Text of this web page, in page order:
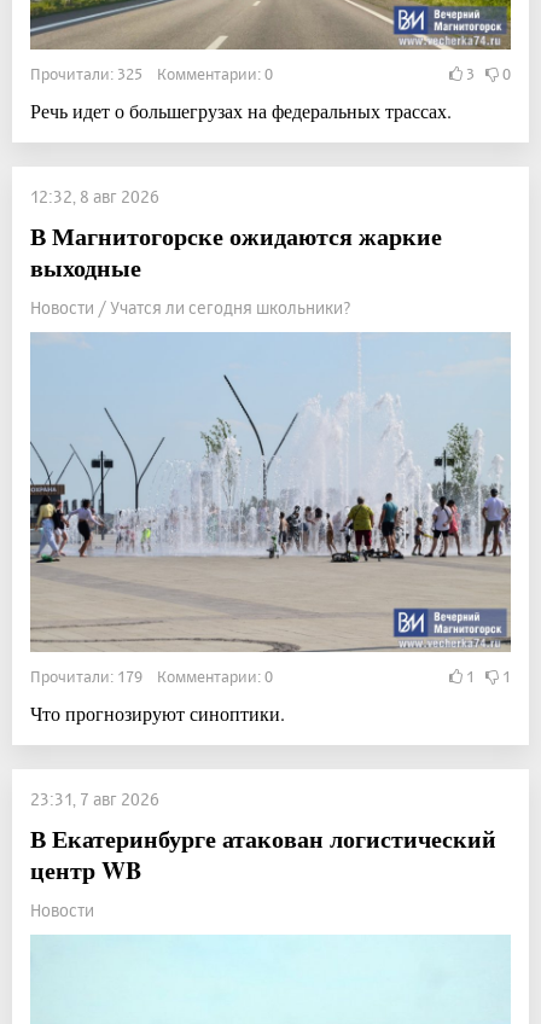
Прочитали: 325 Комментарии: 0 3 0
Речь идет о большегрузах на федеральных трассах.
12:32, 8 авг 2026
В Магнитогорске ожидаются жаркие
выходные
Новости / Учатся ли сегодня школьники?
Прочитали: 179 Комментарии: 0 1 1
Что прогнозируют синоптики.
23:31, 7 авг 2026
В Екатеринбурге атакован логистический
центр WB
Новости